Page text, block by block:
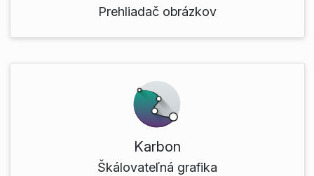
Prehliadač obrázkov
Karbon
Škálovateľná grafika